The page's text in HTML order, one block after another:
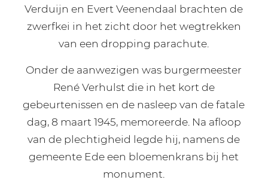
Verduijn en Evert Veenendaal brachten de
zwerfkei in het zicht door het wegtrekken
van een dropping parachute.
Onder de aanwezigen was burgermeester
René Verhulst die in het kort de
gebeurtenissen en de nasleep van de fatale
dag, 8 maart 1945, memoreerde. Na afloop
van de plechtigheid legde hij, namens de
gemeente Ede een bloemenkrans bij het
monument.